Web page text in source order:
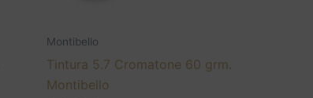
Montibello
Tintura 5.7 Cromatone 60 grm.
Montibello